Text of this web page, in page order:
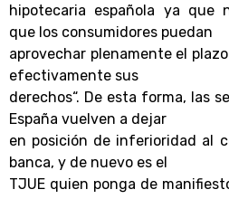
hipotecaria española ya que
que los consumidores puedan
aprovechar plenamente el
efectivamente sus
derechos“. De esta forma, las
España vuelven a dejar
en posición de inferioridad al
banca, y de nuevo es el
TJUE quien ponga de